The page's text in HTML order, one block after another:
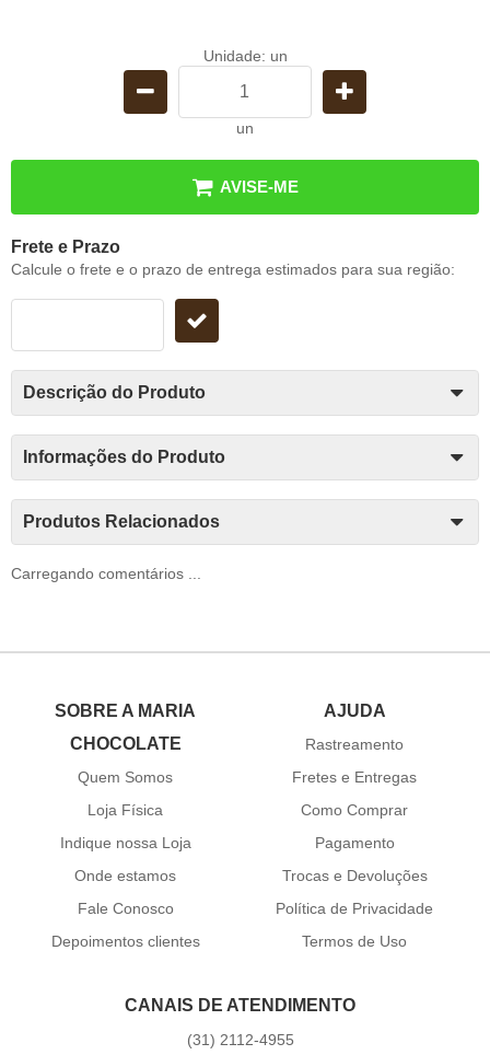
Unidade: un
un
AVISE-ME
Frete e Prazo
Calcule o frete e o prazo de entrega estimados para sua região:
Descrição do Produto
Informações do Produto
Produtos Relacionados
Carregando comentários ...
SOBRE A MARIA
CHOCOLATE
Quem Somos
Loja Física
Indique nossa Loja
Onde estamos
Fale Conosco
Depoimentos clientes
AJUDA
Rastreamento
Fretes e Entregas
Como Comprar
Pagamento
Trocas e Devoluções
Política de Privacidade
Termos de Uso
CANAIS DE ATENDIMENTO
(31) 2112-4955